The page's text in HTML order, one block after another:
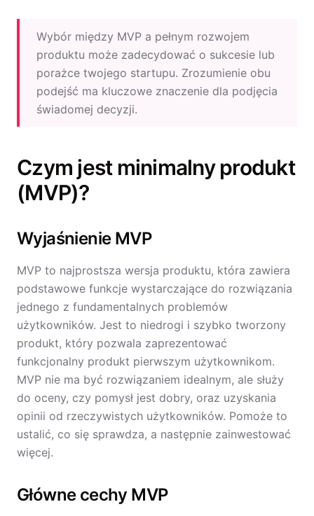
Wybór między MVP a pełnym rozwojem
produktu może zadecydować o sukcesie lub
porażce twojego startupu. Zrozumienie obu
podejść ma kluczowe znaczenie dla podjęcia
świadomej decyzji.
Czym jest minimalny produkt
(MVP)?
Wyjaśnienie MVP
MVP to najprostsza wersja produktu, która zawiera
podstawowe funkcje wystarczające do rozwiązania
jednego z fundamentalnych problemów
użytkowników. Jest to niedrogi i szybko tworzony
produkt, który pozwala zaprezentować
funkcjonalny produkt pierwszym użytkownikom.
MVP nie ma być rozwiązaniem idealnym, ale służy
do oceny, czy pomysł jest dobry, oraz uzyskania
opinii od rzeczywistych użytkowników. Pomoże to
ustalić, co się sprawdza, a następnie zainwestować
więcej.
Główne cechy MVP